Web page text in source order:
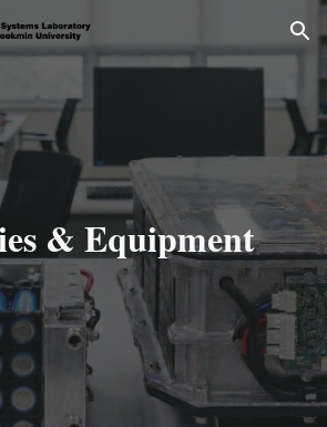
Skip to navigation
& Equipment